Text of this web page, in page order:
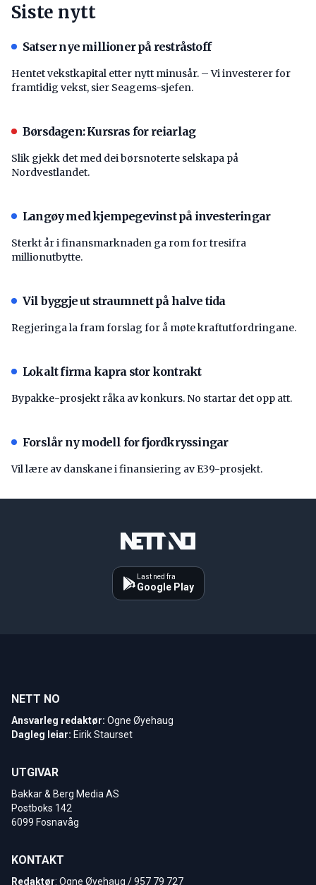
Siste nytt
Satser nye millioner på restråstoff
Hentet vekstkapital etter nytt minusår. – Vi investerer for
framtidig vekst, sier Seagems-sjefen.
Børsdagen: Kursras for reiarlag
Slik gjekk det med dei børsnoterte selskapa på
Nordvestlandet.
Langøy med kjempegevinst på investeringar
Sterkt år i finansmarknaden ga rom for tresifra
millionutbytte.
Vil byggje ut straumnett på halve tida
Regjeringa la fram forslag for å møte kraftutfordringane.
Lokalt firma kapra stor kontrakt
Bypakke-prosjekt råka av konkurs. No startar det opp att.
Forslår ny modell for fjordkryssingar
Vil lære av danskane i finansiering av E39-prosjekt.
Last ned fra
Google Play
NETT NO
Ansvarleg redaktør: Ogne Øyehaug
Dagleg leiar: Eirik Staurset
UTGIVAR
Bakkar & Berg Media AS
Postboks 142
6099 Fosnavåg
KONTAKT
Redaktør: Ogne Øyehaug / 957 79 727